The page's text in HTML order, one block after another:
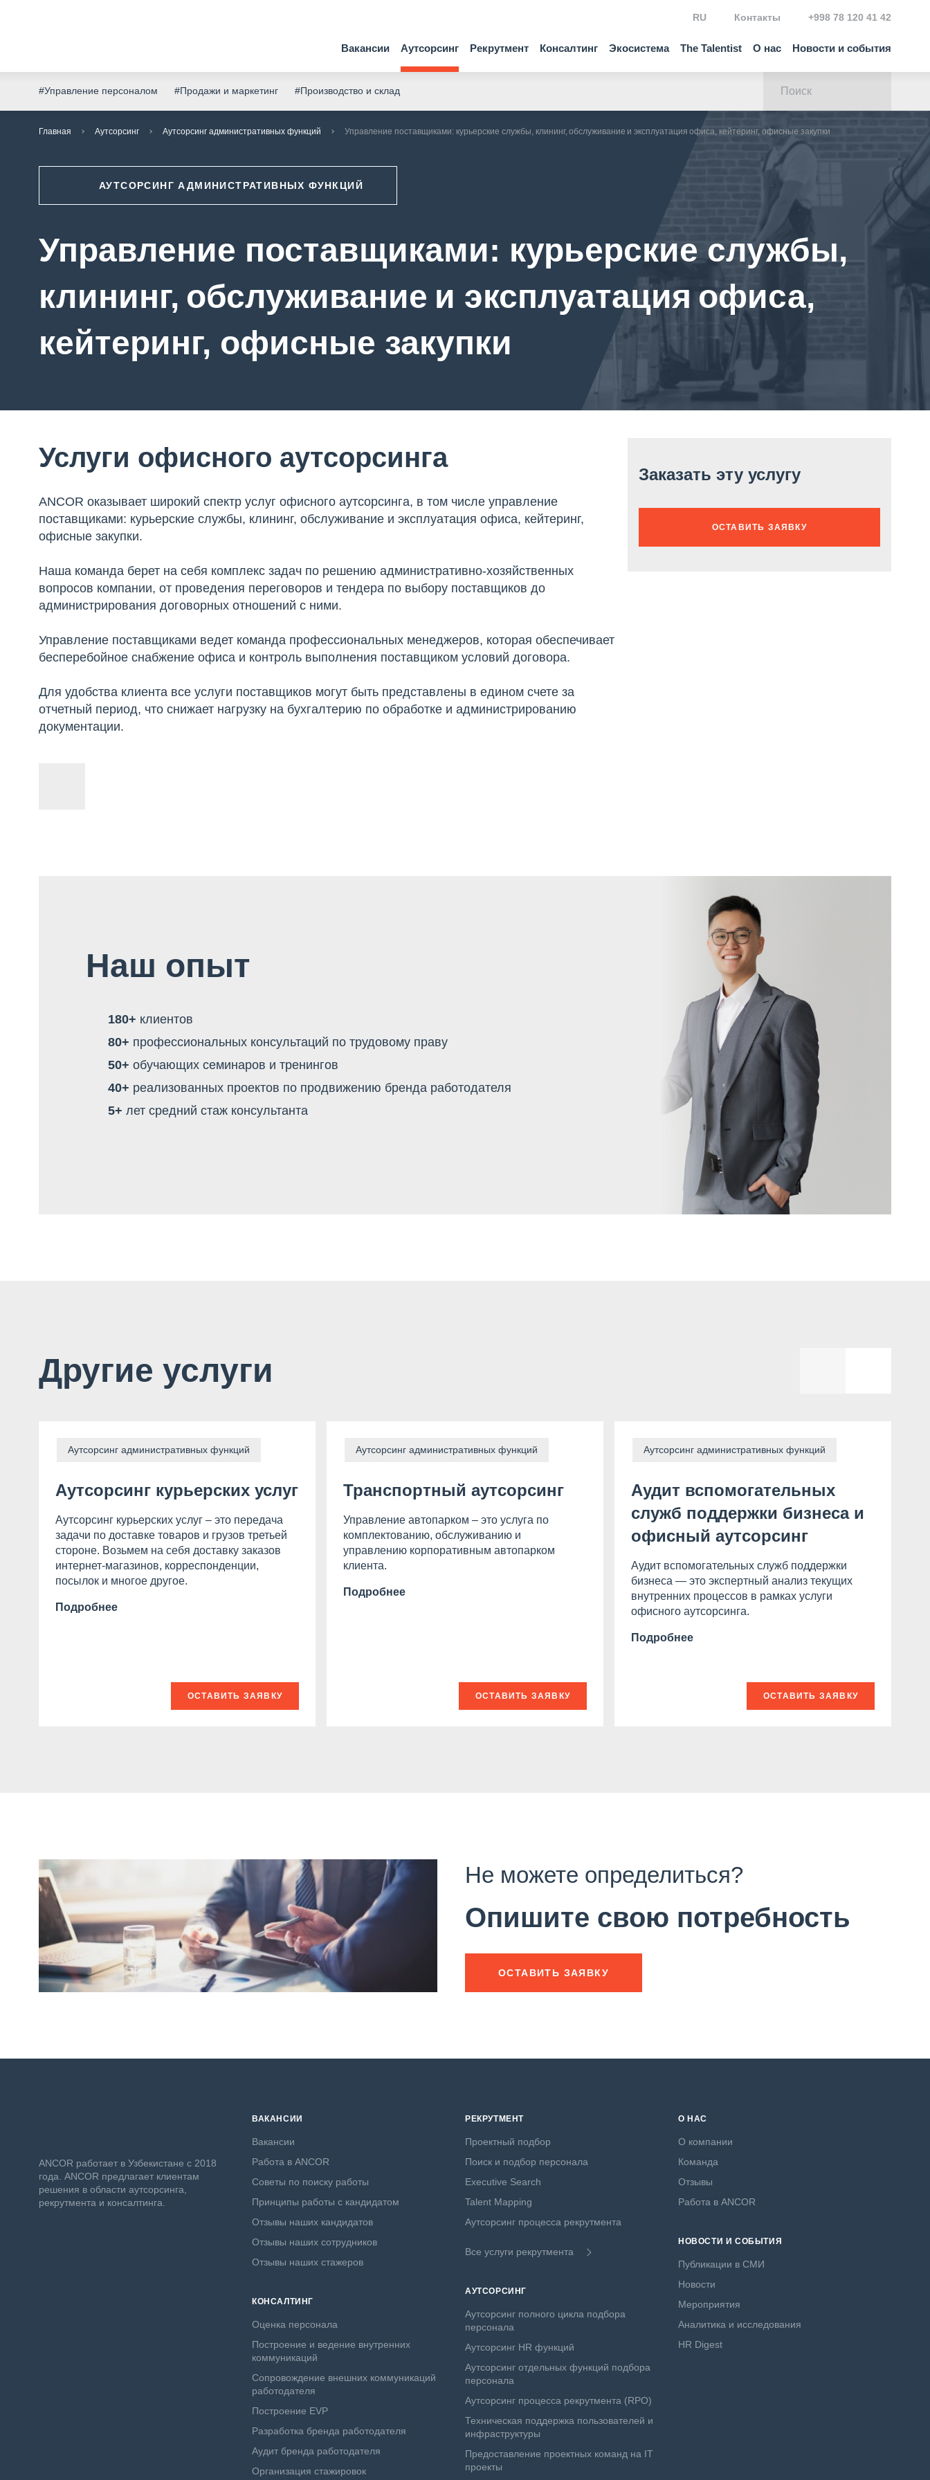
Вакансии Аутсорсинг Рекрутмент Консалтинг Экосистема The Talentist О нас Новости и события
RU Контакты +998 78 120 41 42
#Управление персоналом #Продажи и маркетинг #Производство и склад
Главная Аутсорсинг Аутсорсинг административных функций Управление поставщиками: курьерские службы, клининг, обслуживание и эксплуатация офиса, кейтеринг, офисные закупки
АУТСОРСИНГ АДМИНИСТРАТИВНЫХ ФУНКЦИЙ
Управление поставщиками: курьерские службы,
клининг, обслуживание и эксплуатация офиса,
кейтеринг, офисные закупки
Услуги офисного аутсорсинга
ANCOR оказывает широкий спектр услуг офисного аутсорсинга, в том числе управление
поставщиками: курьерские службы, клининг, обслуживание и эксплуатация офиса, кейтеринг,
офисные закупки.
Наша команда берет на себя комплекс задач по решению административно-хозяйственных
вопросов компании, от проведения переговоров и тендера по выбору поставщиков до
администрирования договорных отношений с ними.
Управление поставщиками ведет команда профессиональных менеджеров, которая обеспечивает
бесперебойное снабжение офиса и контроль выполнения поставщиком условий договора.
Для удобства клиента все услуги поставщиков могут быть представлены в едином счете за
отчетный период, что снижает нагрузку на бухгалтерию по обработке и администрированию
документации.
Заказать эту услугу
ОСТАВИТЬ ЗАЯВКУ
Наш опыт
180+ клиентов
80+ профессиональных консультаций по трудовому праву
50+ обучающих семинаров и тренингов
40+ реализованных проектов по продвижению бренда работодателя
5+ лет средний стаж консультанта
Другие услуги
Аутсорсинг административных функций
Аутсорсинг курьерских услуг
Аутсорсинг курьерских услуг – это передача
задачи по доставке товаров и грузов третьей
стороне. Возьмем на себя доставку заказов
интернет-магазинов, корреспонденции,
посылок и многое другое.
Подробнее
ОСТАВИТЬ ЗАЯВКУ
Аутсорсинг административных функций
Транспортный аутсорсинг
Управление автопарком – это услуга по
комплектованию, обслуживанию и
управлению корпоративным автопарком
клиента.
Подробнее
ОСТАВИТЬ ЗАЯВКУ
Аутсорсинг административных функций
Аудит вспомогательных
служб поддержки бизнеса и
офисный аутсорсинг
Аудит вспомогательных служб поддержки
бизнеса — это экспертный анализ текущих
внутренних процессов в рамках услуги
офисного аутсорсинга.
Подробнее
ОСТАВИТЬ ЗАЯВКУ
Не можете определиться?
Опишите свою потребность
ОСТАВИТЬ ЗАЯВКУ
ANСOR работает в Узбекистане с 2018
года. ANCOR предлагает клиентам
решения в области аутсорсинга,
рекрутмента и консалтинга.
ВАКАНСИИ
Вакансии
Работа в ANCOR
Советы по поиску работы
Принципы работы с кандидатом
Отзывы наших кандидатов
Отзывы наших сотрудников
Отзывы наших стажеров
КОНСАЛТИНГ
Оценка персонала
Построение и ведение внутренних
коммуникаций
Сопровождение внешних коммуникаций
работодателя
Построение EVP
Разработка бренда работодателя
Аудит бренда работодателя
Организация стажировок
РЕКРУТМЕНТ
Проектный подбор
Поиск и подбор персонала
Executive Search
Talent Mapping
Аутсорсинг процесса рекрутмента
Все услуги рекрутмента
АУТСОРСИНГ
Аутсорсинг полного цикла подбора
персонала
Аутсорсинг HR функций
Аутсорсинг отдельных функций подбора
персонала
Аутсорсинг процесса рекрутмента (RPO)
Техническая поддержка пользователей и
инфраструктуры
Предоставление проектных команд на IT
проекты
О НАС
О компании
Команда
Отзывы
Работа в ANCOR
НОВОСТИ И СОБЫТИЯ
Публикации в СМИ
Новости
Мероприятия
Аналитика и исследования
HR Digest